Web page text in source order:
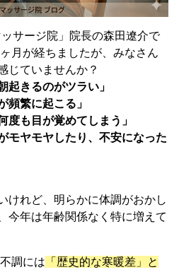
サージ院」院長の森田遼介で
月が経ちましたが、みなさん
じていませんか？
起きるのがツラい」
頻繁に起こる」
度も目が覚めてしまう」
モヤモヤしたり、不安になった
けれど、明らかに体調がおかし
今年は年齢関係なく特に増えて
調には 「歴史的な寒暖差」と